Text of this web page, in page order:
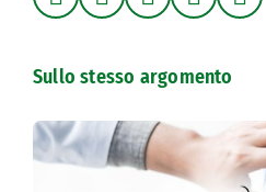
Sullo stesso argomento